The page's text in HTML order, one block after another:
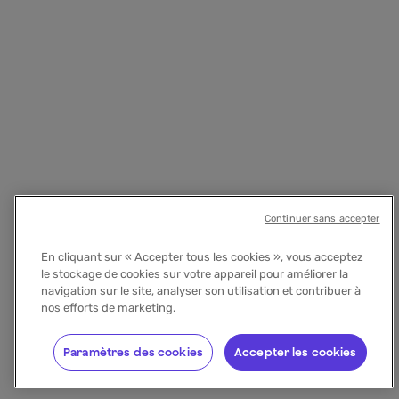
En cliquant sur « Accepter tous les cookies », vous acceptez
le stockage de cookies sur votre appareil pour améliorer la
navigation sur le site, analyser son utilisation et contribuer à
nos efforts de marketing.
Accepter les cookies
Paramètres des cookies
Continuer sans accepter